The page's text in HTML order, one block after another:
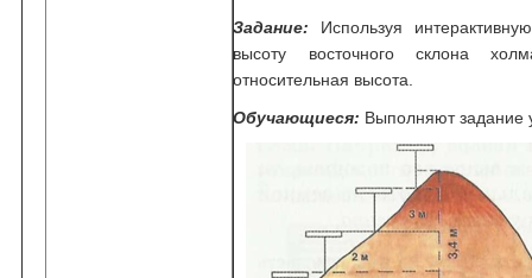
Задание: Используя
высоту восточного склона
относительная высота.
Обучающиеся: Выполняют задание